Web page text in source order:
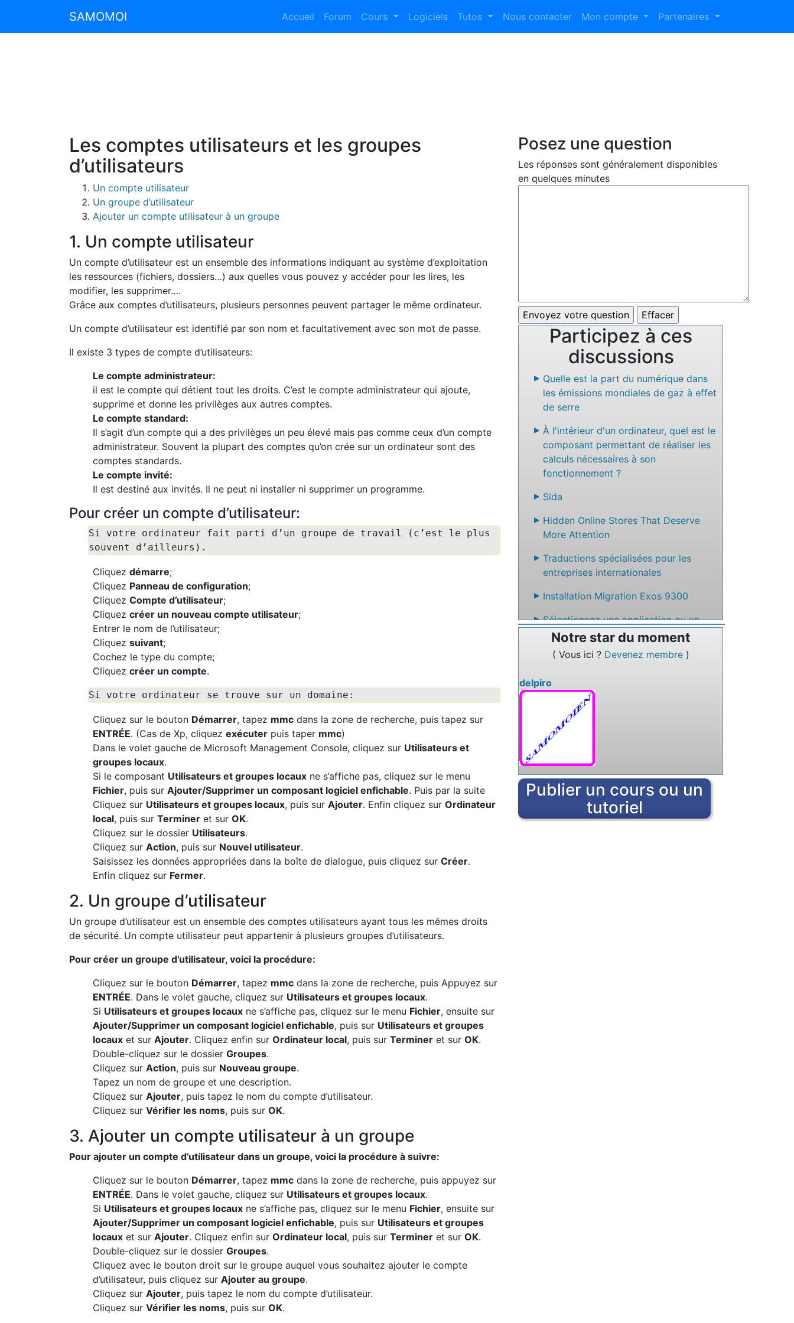
SAMOMOI Accueil Forum Cours Logiciels Tutos Nous contacter Mon compte Partenaires
Les comptes utilisateurs et les groupes
d’utilisateurs
Un compte utilisateur
Un groupe d’utilisateur
Ajouter un compte utilisateur à un groupe
1. Un compte utilisateur
Un compte d’utilisateur est un ensemble des informations indiquant au système d’exploitation
les ressources (fichiers, dossiers…) aux quelles vous pouvez y accéder pour les lires, les
modifier, les supprimer….
Grâce aux comptes d’utilisateurs, plusieurs personnes peuvent partager le même ordinateur.
Un compte d’utilisateur est identifié par son nom et facultativement avec son mot de passe.
Il existe 3 types de compte d’utilisateurs:
Le compte administrateur:
il est le compte qui détient tout les droits. C’est le compte administrateur qui ajoute,
supprime et donne les privilèges aux autres comptes.
Le compte standard:
Il s’agit d’un compte qui a des privilèges un peu élevé mais pas comme ceux d’un compte
administrateur. Souvent la plupart des comptes qu’on crée sur un ordinateur sont des
comptes standards.
Le compte invité:
Il est destiné aux invités. Il ne peut ni installer ni supprimer un programme.
Pour créer un compte d’utilisateur:
Si votre ordinateur fait parti d’un groupe de travail (c’est le plus
souvent d’ailleurs).
Cliquez démarre;
Cliquez Panneau de configuration;
Cliquez Compte d’utilisateur;
Cliquez créer un nouveau compte utilisateur;
Entrer le nom de l’utilisateur;
Cliquez suivant;
Cochez le type du compte;
Cliquez créer un compte.
Si votre ordinateur se trouve sur un domaine:
Cliquez sur le bouton Démarrer, tapez mmc dans la zone de recherche, puis tapez sur
ENTRÉE. (Cas de Xp, cliquez exécuter puis taper mmc)
Dans le volet gauche de Microsoft Management Console, cliquez sur Utilisateurs et
groupes locaux.
Si le composant Utilisateurs et groupes locaux ne s’affiche pas, cliquez sur le menu
Fichier, puis sur Ajouter/Supprimer un composant logiciel enfichable. Puis par la suite
Cliquez sur Utilisateurs et groupes locaux, puis sur Ajouter. Enfin cliquez sur Ordinateur
local, puis sur Terminer et sur OK.
Cliquez sur le dossier Utilisateurs.
Cliquez sur Action, puis sur Nouvel utilisateur.
Saisissez les données appropriées dans la boîte de dialogue, puis cliquez sur Créer.
Enfin cliquez sur Fermer.
2. Un groupe d’utilisateur
Un groupe d’utilisateur est un ensemble des comptes utilisateurs ayant tous les mêmes droits
de sécurité. Un compte utilisateur peut appartenir à plusieurs groupes d’utilisateurs.
Pour créer un groupe d’utilisateur, voici la procédure:
Cliquez sur le bouton Démarrer, tapez mmc dans la zone de recherche, puis Appuyez sur
ENTRÉE. Dans le volet gauche, cliquez sur Utilisateurs et groupes locaux.
Si Utilisateurs et groupes locaux ne s’affiche pas, cliquez sur le menu Fichier, ensuite sur
Ajouter/Supprimer un composant logiciel enfichable, puis sur Utilisateurs et groupes
locaux et sur Ajouter. Cliquez enfin sur Ordinateur local, puis sur Terminer et sur OK.
Double-cliquez sur le dossier Groupes.
Cliquez sur Action, puis sur Nouveau groupe.
Tapez un nom de groupe et une description.
Cliquez sur Ajouter, puis tapez le nom du compte d’utilisateur.
Cliquez sur Vérifier les noms, puis sur OK.
3. Ajouter un compte utilisateur à un groupe
Pour ajouter un compte d’utilisateur dans un groupe, voici la procédure à suivre:
Cliquez sur le bouton Démarrer, tapez mmc dans la zone de recherche, puis appuyez sur
ENTRÉE. Dans le volet gauche, cliquez sur Utilisateurs et groupes locaux.
Si Utilisateurs et groupes locaux ne s’affiche pas, cliquez sur le menu Fichier, ensuite sur
Ajouter/Supprimer un composant logiciel enfichable, puis sur Utilisateurs et groupes
locaux et sur Ajouter. Cliquez enfin sur Ordinateur local, puis sur Terminer et sur OK.
Double-cliquez sur le dossier Groupes.
Cliquez avec le bouton droit sur le groupe auquel vous souhaitez ajouter le compte
d’utilisateur, puis cliquez sur Ajouter au groupe.
Cliquez sur Ajouter, puis tapez le nom du compte d’utilisateur.
Cliquez sur Vérifier les noms, puis sur OK.
Posez une question
Les réponses sont généralement disponibles
en quelques minutes
Participez à ces
discussions
Quelle est la part du numérique dans
les émissions mondiales de gaz à effet
de serre
À l'intérieur d'un ordinateur, quel est le
composant permettant de réaliser les
calculs nécessaires à son
fonctionnement ?
Sida
Hidden Online Stores That Deserve
More Attention
Traductions spécialisées pour les
entreprises internationales
Installation Migration Exos 9300
Sélectionnez une application ou un
service en ligne qui permet de créer un
site web facilement sans code
de rédiger des textes à plusieurs.
Notre star du moment
( Vous ici ? Devenez membre )
delpiro
Publier un cours ou un
tutoriel